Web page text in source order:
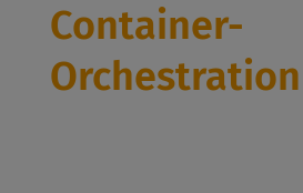
Container-
Orchestration